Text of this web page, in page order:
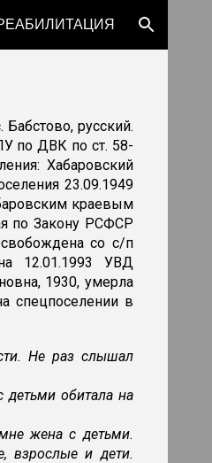
Бабстово, русский.
по ДВК по ст. 58-
Хабаровский
23.09.1949
краевым
по Закону РСФСР
со с/п
12.01.1993 УВД
1930, умерла
спецпоселении в
Не раз слышал
обитала на
жена с детьми.
взрослые и дети.